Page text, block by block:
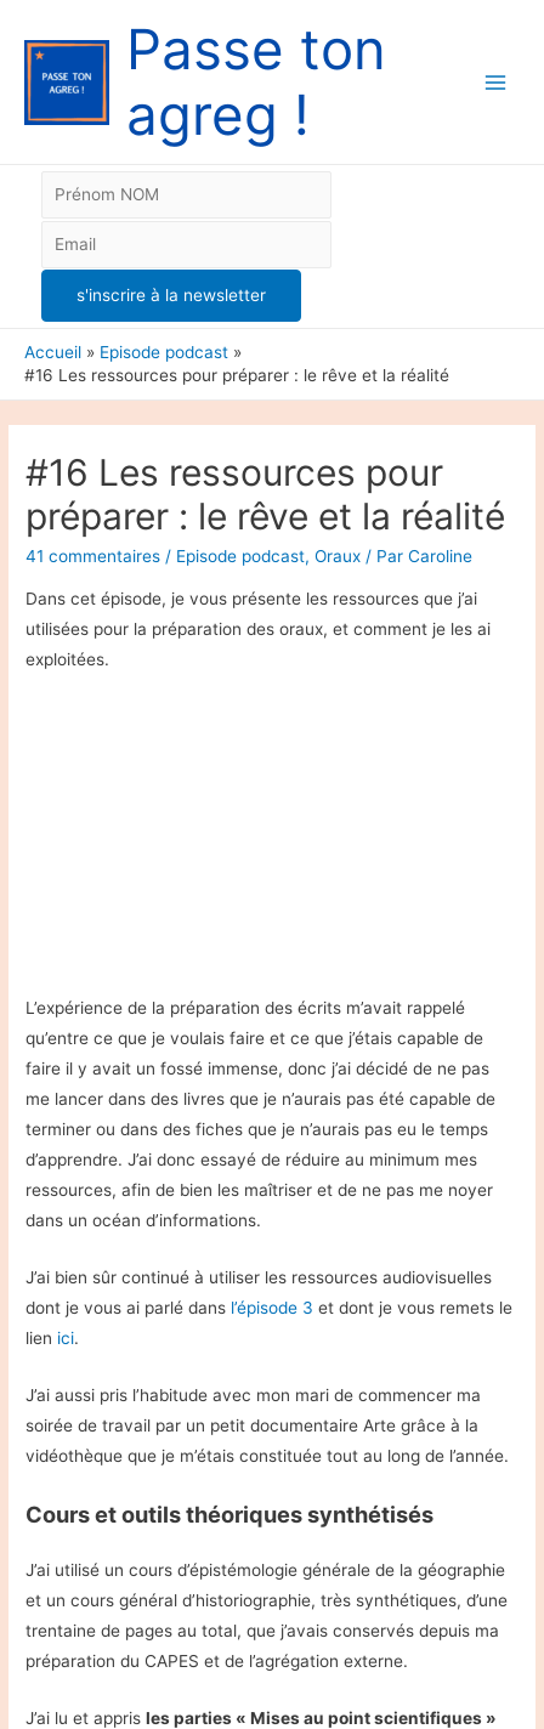
Passe ton
agreg !
Accueil
Episode podcast
#16 Les ressources pour préparer : le rêve et la réalité
#16 Les ressources pour
préparer : le rêve et la réalité
41 commentaires / Episode podcast,Oraux / ParCaroline
Dans cet épisode, je vous présente les ressources que j’ai
utilisées pour la préparation des oraux, et comment je les ai
exploitées.
L’expérience de la préparation des écrits m’avait rappelé
qu’entre ce que je voulais faire et ce que j’étais capable de
faire il y avait un fossé immense, donc j’ai décidé de ne pas
me lancer dans des livres que je n’aurais pas été capable de
terminer ou dans des fiches que je n’aurais pas eu le temps
d’apprendre. J’ai donc essayé de réduire au minimum mes
ressources, afin de bien les maîtriser et de ne pas me noyer
dans un océan d’informations.
J’ai bien sûr continué à utiliser les ressources audiovisuelles
dont je vous ai parlé dans l’épisode 3 et dont je vous remets le
lien ici.
J’ai aussi pris l’habitude avec mon mari de commencer ma
soirée de travail par un petit documentaire Arte grâce à la
vidéothèque que je m’étais constituée tout au long de l’année.
Cours et outils théoriques synthétisés
J’ai utilisé un cours d’épistémologie générale de la géographie
et un cours général d’historiographie, très synthétiques, d’une
trentaine de pages au total, que j’avais conservés depuis ma
préparation du CAPES et de l’agrégation externe.
J’ai lu et apprisles parties « Mises au point scientifiques »